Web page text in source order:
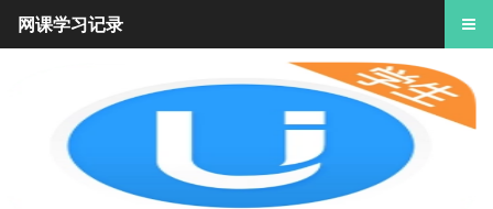
网课学习记录